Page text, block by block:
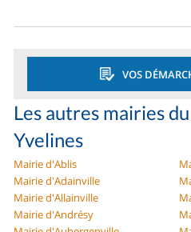
VOS
Les autres mairies
Yvelines
Mairie d'Ablis
Mairie d'Adainville
Mairie d'Allainville
Mairie d'Andrésy